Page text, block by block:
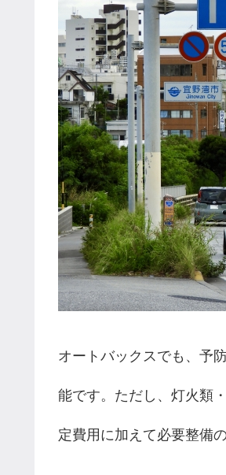
オートバックスでも、予
能です。ただし、灯火類
定費用に加えて必要整備